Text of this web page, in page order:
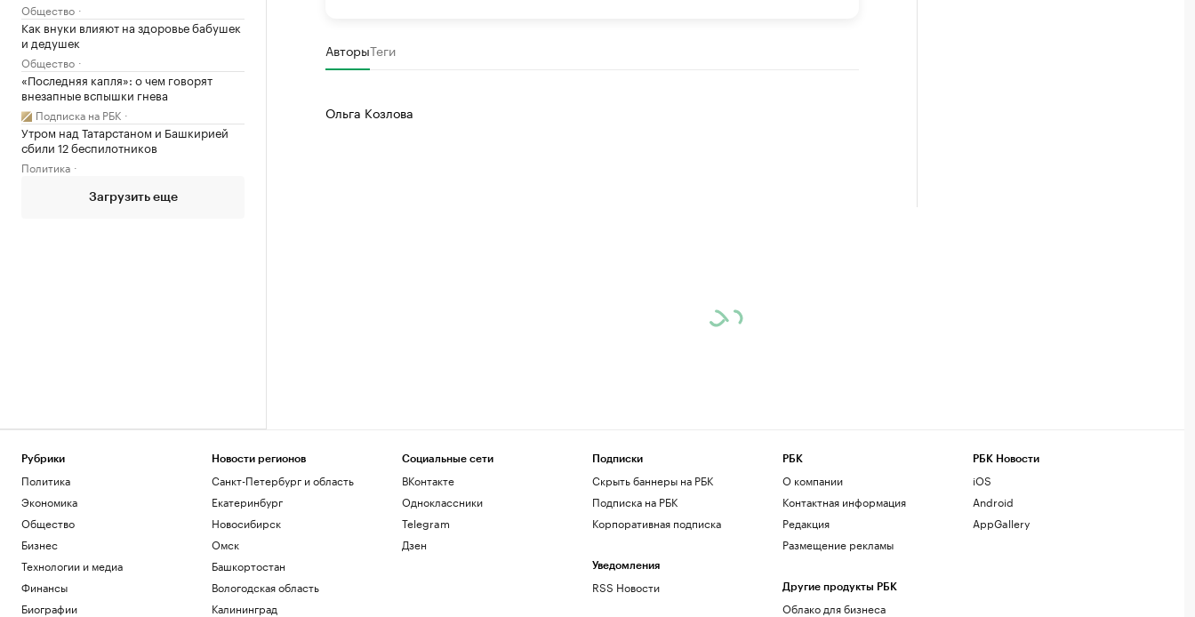
Общество
Как внуки влияют на здоровье бабушек
и дедушек
Общество
«Последняя капля»: о чем говорят
внезапные вспышки гнева
Подписка на РБК
Утром над Татарстаном и Башкирией
сбили 12 беспилотников
Политика
Загрузить еще
АвторыТеги
Ольга Козлова
Рубрики
Политика
Экономика
Общество
Бизнес
Технологии и медиа
Финансы
Биографии
Новости регионов
Санкт-Петербург и область
Екатеринбург
Новосибирск
Омск
Башкортостан
Вологодская область
Калининград
Социальные сети
ВКонтакте
Одноклассники
Telegram
Дзен
Подписки
Скрыть баннеры на РБК
Подписка на РБК
Корпоративная подписка
Уведомления
RSS Новости
РБК
О компании
Контактная информация
Редакция
Размещение рекламы
Другие продукты РБК
Облако для бизнеса
РБК Новости
iOS
Android
AppGallery